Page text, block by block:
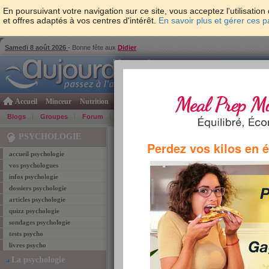
En poursuivant votre navigation sur ce site, vous acceptez
et offres adaptés à vos centres d'intérêt. En savoir plus et gérer ces
Samedi 8 août 2026 - Bonne fête aux Didier
Accueil Minceur Nutrition Psycho & tests Forme & santé
Blogs Groupes Forum Bons Plans
PSYCHOLOGIE
accueil psychologie
vos psychologues
infos psychologie
dossiers psychologie
articles psychologie
quizz psychologie
sondages psychologie
tests psycho
livres psycho
La psychologie
Retrouvez ci-dessous les1article
Bien dormir pour
Saviez-vous que la
excellente façon de faire
dit, dormir dans l'après-
Perdez vos kilos en